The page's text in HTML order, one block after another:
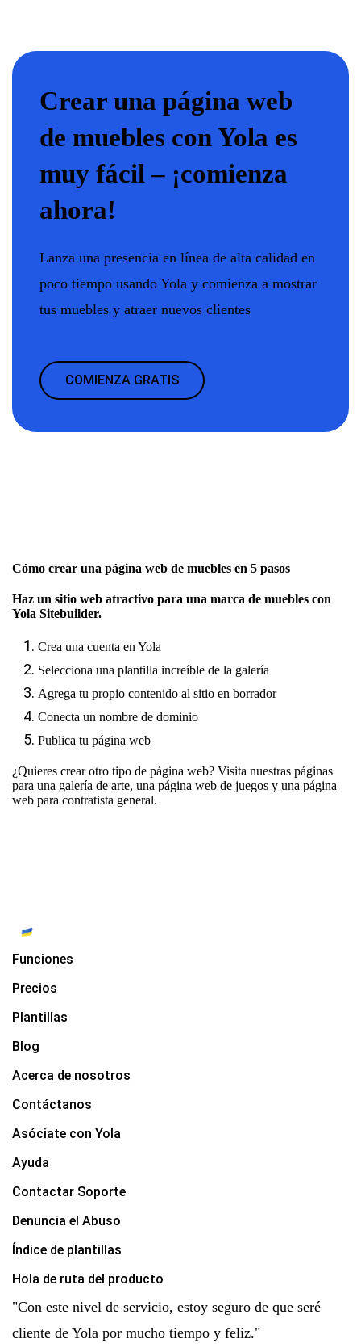
Crear una página web
de muebles con Yola es
muy fácil – ¡comienza
ahora!
Lanza una presencia en línea de alta calidad en
poco tiempo usando Yola y comienza a mostrar
tus muebles y atraer nuevos clientes
COMIENZA GRATIS
Cómo crear una página web de muebles en 5 pasos
Haz un sitio web atractivo para una marca de muebles con
Yola Sitebuilder.
Crea una cuenta en Yola
Selecciona una plantilla increíble de la galería
Agrega tu propio contenido al sitio en borrador
Conecta un nombre de dominio
Publica tu página web
¿Quieres crear otro tipo de página web? Visita nuestras páginas
para una galería de arte, una página web de juegos y una página
web para contratista general.
Funciones
Precios
Plantillas
Blog
Acerca de nosotros
Contáctanos
Asóciate con Yola
Ayuda
Contactar Soporte
Denuncia el Abuso
Índice de plantillas
Hola de ruta del producto
"Con este nivel de servicio, estoy seguro de que seré
cliente de Yola por mucho tiempo y feliz."